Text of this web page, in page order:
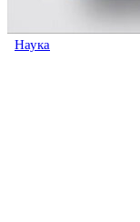
Наука